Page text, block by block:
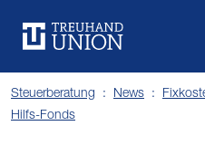
Steuerberatung News
Hilfs-Fonds